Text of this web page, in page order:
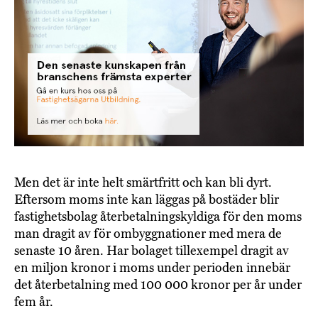
Men det är inte helt smärtfritt och kan bli dyrt.
Eftersom moms inte kan läggas på bostäder blir
fastighetsbolag återbetalningskyldiga för den moms
man dragit av för ombyggnationer med mera de
senaste 10 åren. Har bolaget tillexempel dragit av
en miljon kronor i moms under perioden innebär
det återbetalning med 100 000 kronor per år under
fem år.